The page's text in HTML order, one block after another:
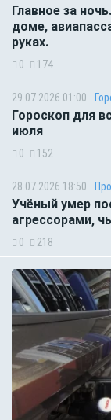
Главное за
доме,
руках.
0 174
29.07.2026 01:00
Гороскоп для
июля
0 152
28.07.2026 18:50
Учёный умер
агрессорами,
0 218